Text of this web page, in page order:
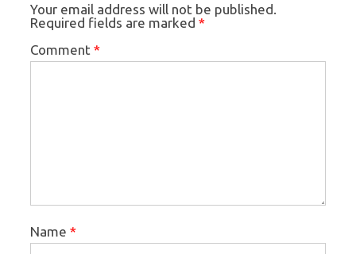
Your email address will not be published.
Required fields are marked *
Comment *
Name *